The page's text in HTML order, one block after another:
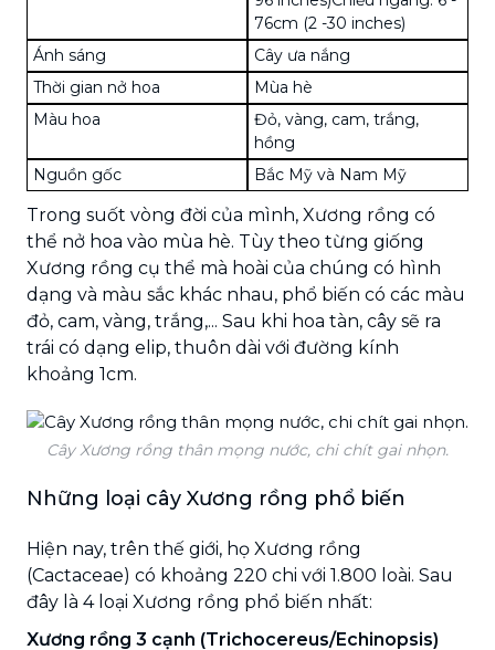
76cm (2 -30 inches)
Ánh sáng
Cây ưa nắng
Thời gian nở hoa
Mùa hè
Màu hoa
Đỏ, vàng, cam, trắng,
hồng
Nguồn gốc
Bắc Mỹ và Nam Mỹ
Trong suốt vòng đời của mình, Xương rồng có
thể nở hoa vào mùa hè. Tùy theo từng giống
Xương rồng cụ thể mà hoài của chúng có hình
dạng và màu sắc khác nhau, phổ biến có các màu
đỏ, cam, vàng, trắng,... Sau khi hoa tàn, cây sẽ ra
trái có dạng elip, thuôn dài với đường kính
khoảng 1cm.
Cây Xương rồng thân mọng nước, chi chít gai nhọn.
Những loại cây Xương rồng phổ biến
Hiện nay, trên thế giới, họ Xương rồng
(Cactaceae) có khoảng 220 chi với 1.800 loài. Sau
đây là 4 loại Xương rồng phổ biến nhất:
Xương rồng 3 cạnh (Trichocereus/Echinopsis)